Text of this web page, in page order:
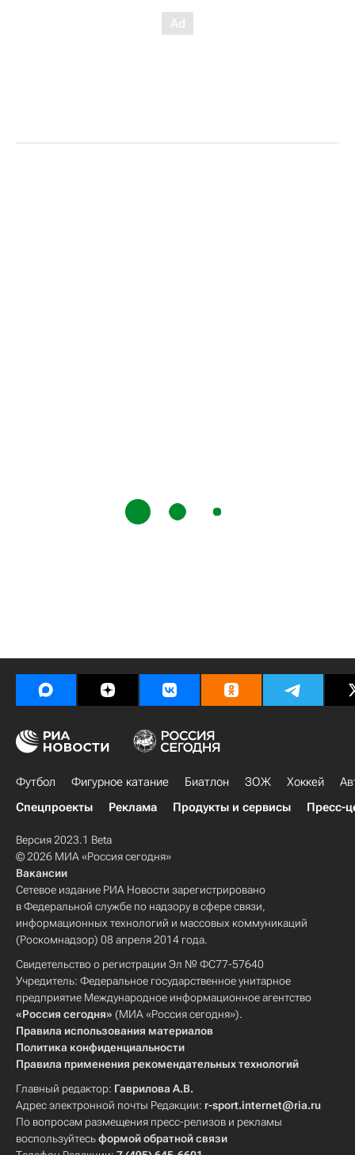
Футбол Фигурное катание Биатлон ЗОЖ Хоккей
Спецпроекты
Реклама Продукты и сервисы Пресс-
Версия 2023.1 Beta
© 2026 МИА «Россия сегодня»
Вакансии
Сетевое издание РИА Новости зарегистрировано
в Федеральной службе по надзору в сфере связи,
информационных технологий и массовых коммуникаций
(Роскомнадзор) 08 апреля 2014 года.
Свидетельство о регистрации Эл № ФС77-57640
Учредитель: Федеральное государственное унитарное
предприятие Международное информационное агентство
«Россия сегодня» (МИА «Россия сегодня»).
Правила использования материалов
Политика конфиденциальности
Правила применения рекомендательных технологий
Главный редактор: Гаврилова А.В.
Адрес электронной почты Редакции: r-sport.internet@ria.ru
По вопросам размещения пресс-релизов и рекламы
воспользуйтесьформой обратной связи